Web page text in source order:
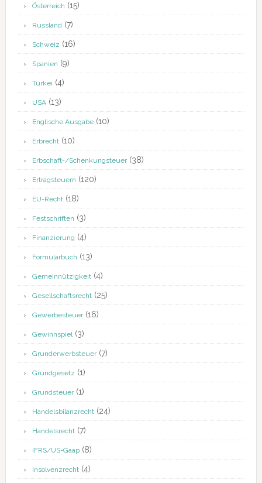
Österreich (15)
Russland(7)
Schweiz (16)
Spanien (9)
Türkei (4)
USA(13)
Englische Ausgabe(10)
Erbrecht(10)
Erbschaft-/Schenkungsteuer(38)
Ertragsteuern (120)
EU-Recht(18)
Festschriften (3)
Finanzierung (4)
Formularbuch (13)
Gemeinnützigkeit(4)
Gesellschaftsrecht(25)
Gewerbesteuer(16)
Gewinnspiel(3)
Grunderwerbsteuer(7)
Grundgesetz (1)
Grundsteuer(1)
Handelsbilanzrecht(24)
Handelsrecht(7)
IFRS/US-Gaap(8)
Insolvenzrecht(4)